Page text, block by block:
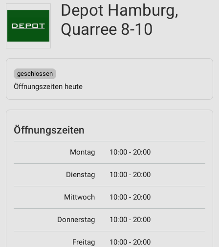
Depot Hamburg,
Quarree 8-10
geschlossen
Öffnungszeiten heute
Öffnungszeiten
Montag 10:00 - 20:00
Dienstag 10:00 - 20:00
Mittwoch 10:00 - 20:00
Donnerstag 10:00 - 20:00
Freitag 10:00 - 20:00